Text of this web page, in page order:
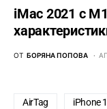
iMac 2021 с
ОТ БОРЯНА ПОПОВА
AirTag iPhone